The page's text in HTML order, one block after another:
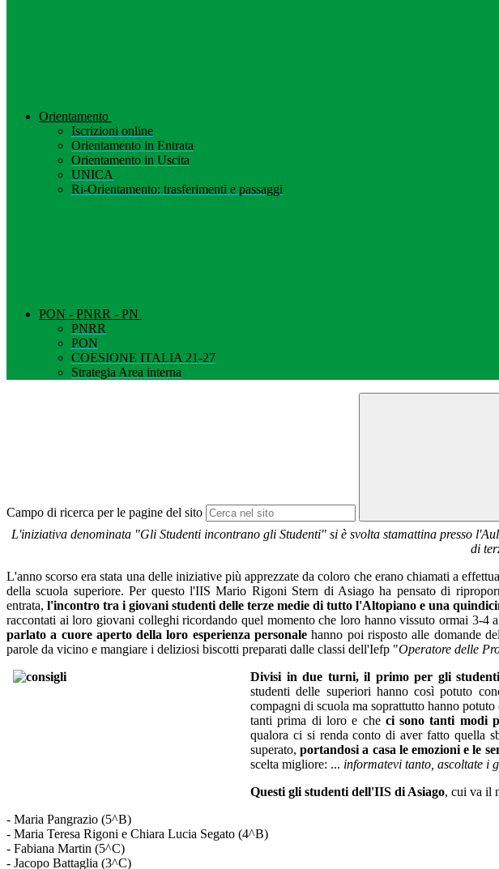
Orientamento
Iscrizioni online
Orientamento in Entrata
Orientamento in Uscita
UNICA
Ri-Orientamento: trasferimenti e passaggi
PON - PNRR - PN
PNRR
PON
COESIONE ITALIA 21-27
Strategia Area interna
Campo di ricerca per le pagine del sito
L'iniziativa denominata "Gli Studenti incontrano gli Studenti" si è svolta stamattina presso
di
L'anno scorso era stata una delle iniziative più apprezzate da coloro che erano chiamati a
della scuola superiore. Per questo l'IIS Mario Rigoni Stern di Asiago ha pensato di
entrata, l'incontro tra i giovani studenti delle terze medie di tutto l'Altopiano e una
raccontati ai loro giovani colleghi ricordando quel momento che loro hanno vissuto ormai 3-4
parlato a cuore aperto della loro esperienza personale hanno poi risposto alle domande
parole da vicino e mangiare i deliziosi biscotti preparati dalle classi dell'Iefp "Operatore delle
Divisi in due turni, il primo per gli
studenti delle superiori hanno così potuto
compagni di scuola ma soprattutto hanno
tanti prima di loro e che ci sono tanti modi
qualora ci si renda conto di aver fatto quella
superato,portandosi a casa le emozioni e le
scelta migliore: ... informatevi tanto, ascoltate i
Questi gli studenti dell'IIS di Asiago, cui va il
- Maria Pangrazio (5^B)
- Maria Teresa Rigoni e Chiara Lucia Segato (4^B)
- Fabiana Martin (5^C)
- Jacopo Battaglia (3^C)